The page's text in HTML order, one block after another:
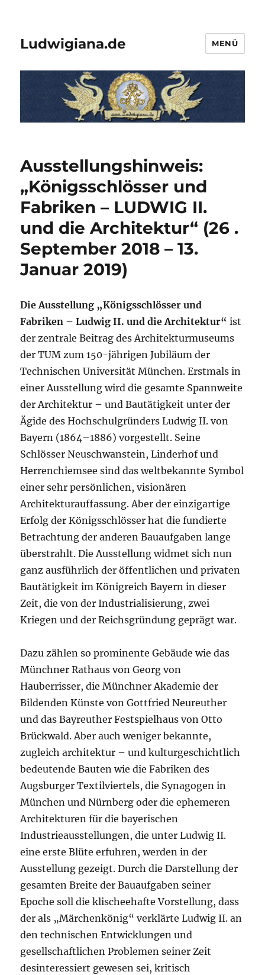
Ludwigiana.de MENÜ
Ausstellungshinweis:
„Königsschlösser und
Fabriken – LUDWIG II.
und die Architektur“ (26 .
September 2018 – 13.
Januar 2019)
Die Ausstellung „Königsschlösser und
Fabriken – Ludwig II. und die Architektur“ ist
der zentrale Beitrag des Architekturmuseums
der TUM zum 150-jährigen Jubiläum der
Technischen Universität München. Erstmals in
einer Ausstellung wird die gesamte Spannweite
der Architektur – und Bautätigkeit unter der
Ägide des Hochschulgründers Ludwig II. von
Bayern (1864–1886) vorgestellt. Seine
Schlösser Neuschwanstein, Linderhof und
Herrenchiemsee sind das weltbekannte Symbol
einer sehr persönlichen, visionären
Architekturauffassung. Aber der einzigartige
Erfolg der Königsschlösser hat die fundierte
Betrachtung der anderen Bauaufgaben lange
überstrahlt. Die Ausstellung widmet sich nun
ganz ausführlich der öffentlichen und privaten
Bautätigkeit im Königreich Bayern in dieser
Zeit, die von der Industrialisierung, zwei
Kriegen und der Reichsgründung geprägt war.
Dazu zählen so prominente Gebäude wie das
Münchner Rathaus von Georg von
Hauberrisser, die Münchner Akademie der
Bildenden Künste von Gottfried Neureuther
und das Bayreuther Festspielhaus von Otto
Brückwald. Aber auch weniger bekannte,
zugleich architektur – und kulturgeschichtlich
bedeutende Bauten wie die Fabriken des
Augsburger Textilviertels, die Synagogen in
München und Nürnberg oder die ephemeren
Architekturen für die bayerischen
Industrieausstellungen, die unter Ludwig II.
eine erste Blüte erfuhren, werden in der
Ausstellung gezeigt. Durch die Darstellung der
gesamten Breite der Bauaufgaben seiner
Epoche soll die klischeehafte Vorstellung, dass
der als „Märchenkönig“ verklärte Ludwig II. an
den technischen Entwicklungen und
gesellschaftlichen Problemen seiner Zeit
desinteressiert gewesen sei, kritisch